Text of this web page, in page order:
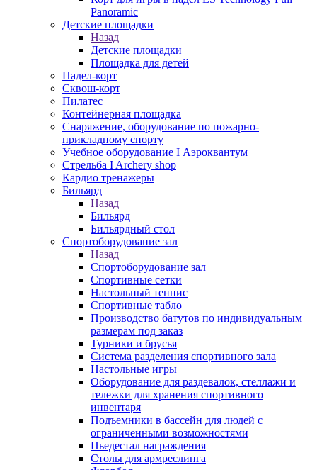
Panoramic
Детские площадки
Назад
Детские площадки
Площадка для детей
Падел-корт
Сквош-корт
Пилатес
Контейнерная площадка
Снаряжение, оборудование по пожарно-
прикладному спорту
Учебное оборудование I Аэроквантум
Стрельба I Archery shop
Кардио тренажеры
Бильярд
Назад
Бильярд
Бильярдный стол
Спортоборудование зал
Назад
Спортоборудование зал
Спортивные сетки
Настольный теннис
Спортивные табло
Производство батутов по индивидуальным
размерам под заказ
Турники и брусья
Система разделения спортивного зала
Настольные игры
Оборудование для раздевалок, стеллажи и
тележки для хранения спортивного
инвентаря
Подъемники в бассейн для людей с
ограниченными возможностями
Пьедестал награждения
Столы для армреслинга